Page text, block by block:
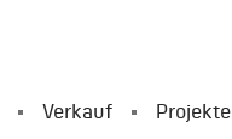
Verkauf Projekte